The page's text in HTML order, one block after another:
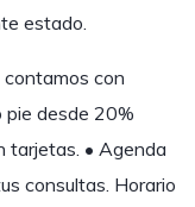
estado.
con
desde 20%
tarjetas. • Agenda
consultas. Horario